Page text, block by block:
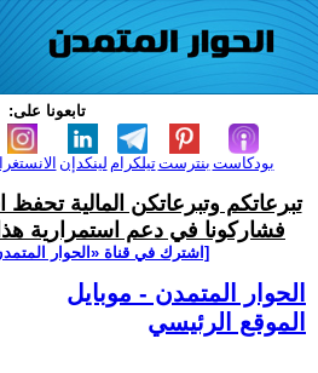
تابعونا على:
لينكدإن تيلكرامبنترست بودكاست
تبرعاتكم وتبرعاتكن المالية تحفظ
فشاركونا في دعم استمرارية
[اشترك في قناة ‫«الحوار
الحوار المتمدن - موبايل
الموقع الرئيسي